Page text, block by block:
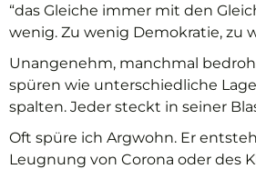
“das Gleiche immer mit den
wenig. Zu wenig Demokratie, zu
Unangenehm, manchmal
spüren wie unterschiedliche
spalten. Jeder steckt in seiner
Oft spüre ich Argwohn. Er
Leugnung von Corona oder des